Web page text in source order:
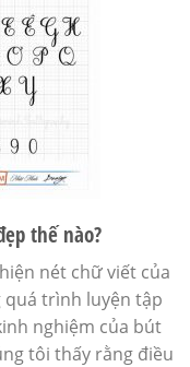
thế nào?
nét chữ viết của
trình luyện tập
nghiệm của bút
tôi thấy rằng điều